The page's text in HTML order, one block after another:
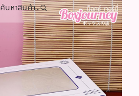
ค้นหาสินค้า...